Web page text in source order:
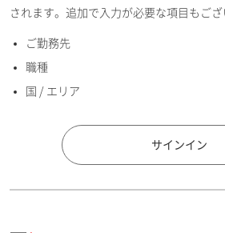
E-mailアドレス（半角英数）
国 / エリア
されます。追加で入力が必要な項目もござ
ご勤務先
職種
国 / エリア
サインイン